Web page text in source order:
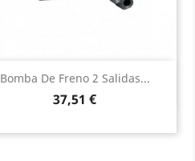
Bomba De Freno 2 Salidas...
Precio
37,51 €
Vista rápida